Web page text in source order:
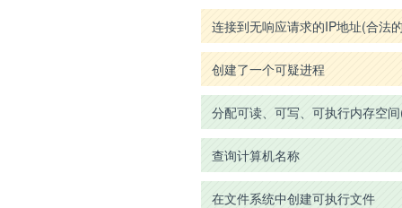
连接到无响应请求的IP地址(合法
创建了一个可疑进程
分配可读、可写、可执行内存空
查询计算机名称
在文件系统中创建可执行文件